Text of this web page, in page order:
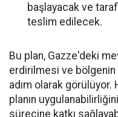
başlayacak ve
teslim edilecek.
Bu plan, Gazze'deki
erdirilmesi ve bölgenin
adım olarak görülüyor.
planın
sürecine katkı